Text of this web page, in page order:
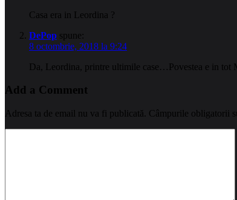
Casa era in Leordina ?
DePop spune:
8 octombrie, 2018 la 9:24
Da, Leordina, printre ultimile case…Povestea e in tot
Add a Comment
Adresa ta de email nu va fi publicată. Câmpurile obligatorii